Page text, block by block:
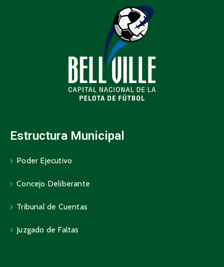
Estructura Municipal
Poder Ejecutivo
Concejo Deliberante
Tribunal de Cuentas
Juzgado de Faltas